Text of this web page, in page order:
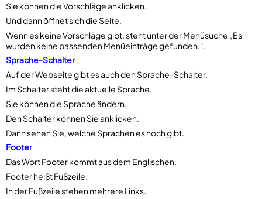
Sie können die Vorschläge anklicken.
Und dann öffnet sich die Seite.
Wenn es keine Vorschläge gibt, steht unter der Menüsuche „Es
wurden keine passenden Menüeinträge gefunden.“.
Sprache-Schalter
Auf der Webseite gibt es auch den Sprache-Schalter.
Im Schalter steht die aktuelle Sprache.
Sie können die Sprache ändern.
Den Schalter können Sie anklicken.
Dann sehen Sie, welche Sprachen es noch gibt.
Footer
Das Wort Footer kommt aus dem Englischen.
Footer heißt Fußzeile.
In der Fußzeile stehen mehrere Links.